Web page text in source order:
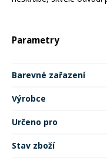
Parametry
Barevné zařazení
Výrobce
Určeno pro
Stav zboží